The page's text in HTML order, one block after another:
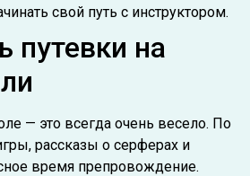
свой путь с инструктором.
путевки на
— это всегда очень весело. По
рассказы о серферах и
время препровождение.